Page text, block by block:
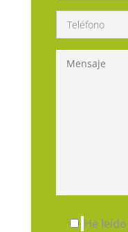
He